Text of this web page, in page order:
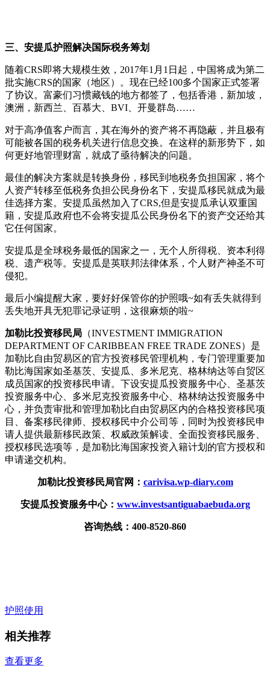
三、安提瓜护照解决国际税务筹划
随着CRS即将大规模生效，2017年1月1日起，中国将成为第二
批实施CRS的国家（地区）。现在已经100多个国家正式签署
了协议。富豪们习惯藏钱的地方都签了，包括香港，新加坡，
澳洲，新西兰、百慕大、BVI、开曼群岛……
对于高净值客户而言，其在海外的资产将不再隐蔽，并且极有
可能被各国的税务机关进行信息交换。在这样的新形势下，如
何更好地管理财富，就成了亟待解决的问题。
最佳的解决方案就是转换身份，移民到地税务负担国家，将个
人资产转移至低税务负担公民身份名下，安提瓜移民就成为最
佳选择方案。安提瓜虽然加入了CRS,但是安提瓜承认双重国
籍，安提瓜政府也不会将安提瓜公民身份名下的资产交还给其
它任何国家。
安提瓜是全球税务最低的国家之一，无个人所得税、资本利得
税、遗产税等。安提瓜是英联邦法律体系，个人财产神圣不可
侵犯。
最后小编提醒大家，要好好保管你的护照哦~如有丢失就得到
丢失地开具无犯罪记录证明，这很麻烦的啦~
加勒比投资移民局 （INVESTMENT IMMIGRATION
DEPARTMENT OF CARIBBEAN FREE TRADE ZONES）是
加勒比自由贸易区的官方投资移民管理机构，专门管理重要加
勒比海国家如圣基茨、安提瓜、多米尼克、格林纳达等自贸区
成员国家的投资移民申请。下设安提瓜投资服务中心、圣基茨
投资服务中心、多米尼克投资服务中心、格林纳达投资服务中
心，并负责审批和管理加勒比自由贸易区内的合格投资移民项
目、备案移民律师、授权移民中介公司等，同时为投资移民申
请人提供最新移民政策、权威政策解读、全面投资移民服务、
授权移民选项等，是加勒比海国家投资入籍计划的官方授权和
申请递交机构。
加勒比投资移民局官网： carivisa.wp-diary.com
安提瓜投资服务中心： www.investsantiguabaebuda.org
咨询热线：400-8520-860
护照使用
相关推荐
查看更多